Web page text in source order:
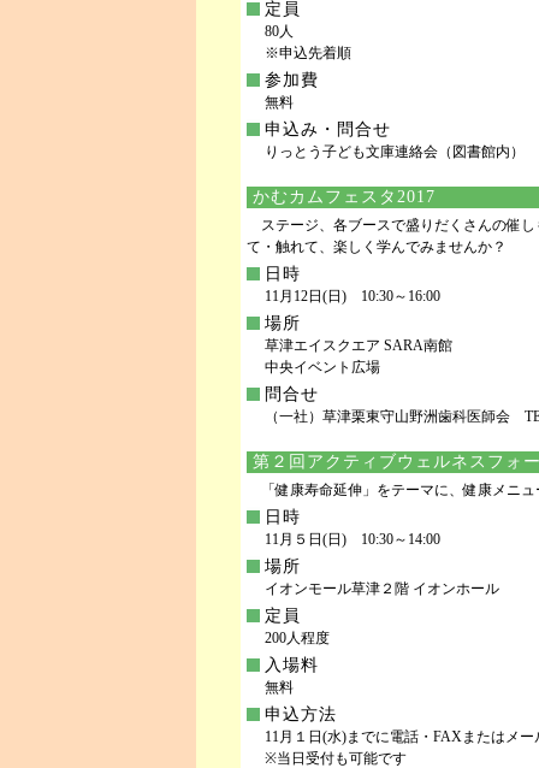
定員
80人
※申込先着順
参加費
無料
申込み・問合せ
りっとう子ども文庫連絡会（図書館内）
かむカムフェスタ2017
ステージ、各ブースで盛りだくさんの催
て・触れて、楽しく学んでみませんか？
日時
11月12日(日) 10:30～16:00
場所
草津エイスクエア SARA南館
中央イベント広場
問合せ
（一社）草津栗東守山野洲歯科医師会
第２回アクティブウェルネスフォ
「健康寿命延伸」をテーマに、健康メニ
日時
11月５日(日) 10:30～14:00
場所
イオンモール草津２階 イオンホール
定員
200人程度
入場料
無料
申込方法
11月１日(水)までに電話・FAXまたはメー
※当日受付も可能です